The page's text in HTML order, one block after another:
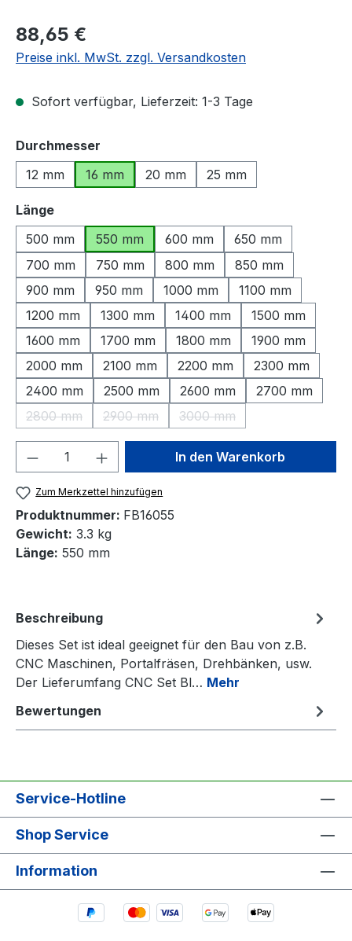
Regulärer Preis:
88,65 €
Preise inkl. MwSt. zzgl. Versandkosten
Sofort verfügbar, Lieferzeit: 1-3 Tage
Durchmesser
12 mm
16 mm 20 mm 25 mm
Längeauswählen
500 mm
550 mm 600 mm
650 mm
700 mm
750 mm 800 mm
850 mm
900 mm
950 mm 1000 mm
1100 mm
1200 mm
1300 mm 1400 mm
1500 mm
1600 mm
1700 mm 1800 mm
1900 mm
2000 mm
2100 mm 2200 mm
2300 mm
2400 mm
2500 mm 2600 mm
2700 mm
2800 mm
(Diese Option ist zurzeit nicht verfügbar.)
2900 mm
(Diese Option ist zurzeit nicht verfügbar.)
3000 mm
(Diese Option ist zurzeit
Produkt Anzahl: Gib denIn den Warenkorb
Zum Merkzettel hinzufügen
Produktnummer: FB16055
Gewicht: 3.3 kg
Länge: 550 mm
Beschreibung
Dieses Set ist ideal geeignet für den Bau von z.B.
CNC Maschinen, Portalfräsen, Drehbänken, usw.
Der Lieferumfang CNC Set Bl… Mehr
Bewertungen
Service-Hotline
Shop Service
Information